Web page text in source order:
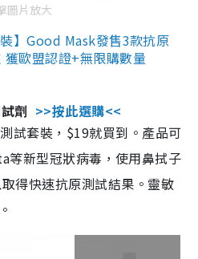
圖片放大
】Good Mask發售3款抗原
歐盟認證+無限購數量
劑 >>按此選購<<
試套裝，$19就買到。產品可
新型冠狀病毒，使用鼻拭子
得快速抗原測試結果。靈敏